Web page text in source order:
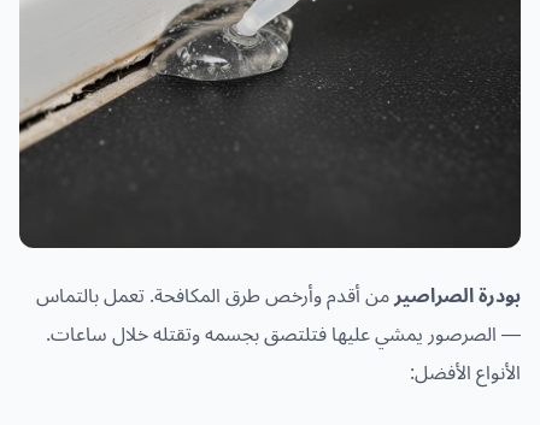
بودرة الصراصيرمن أقدم وأرخص طرق المكافحة. تعمل بالتماس
— الصرصور يمشي عليها فتلتصق بجسمه وتقتله خلال ساعات.
الأنواع الأفضل: